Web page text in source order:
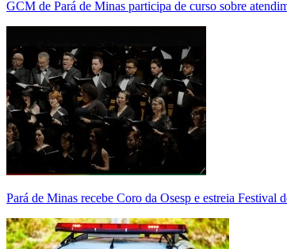
GCM de Pará de Minas participa de curso sobre
Pará de Minas recebe Coro da Osesp e estreia Festival